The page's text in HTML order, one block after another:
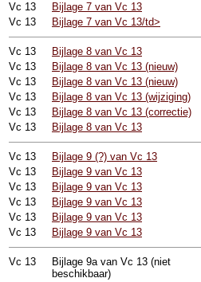
Vc 13 Bijlage 7 van Vc 13
Vc 13 Bijlage 7 van Vc 13/td>
Vc 13 Bijlage 8 van Vc 13
Vc 13 Bijlage 8 van Vc 13 (nieuw)
Vc 13 Bijlage 8 van Vc 13 (nieuw)
Vc 13 Bijlage 8 van Vc 13 (wijziging)
Vc 13 Bijlage 8 van Vc 13 (correctie)
Vc 13 Bijlage 8 van Vc 13
Vc 13 Bijlage 9 (?) van Vc 13
Vc 13 Bijlage 9 van Vc 13
Vc 13 Bijlage 9 van Vc 13
Vc 13 Bijlage 9 van Vc 13
Vc 13 Bijlage 9 van Vc 13
Vc 13 Bijlage 9 van Vc 13
Vc 13
Bijlage 9a van Vc 13 (niet
beschikbaar)